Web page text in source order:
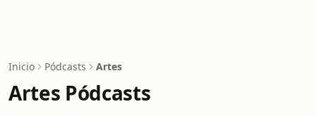
Inicio Pódcasts Artes
Artes Pódcasts